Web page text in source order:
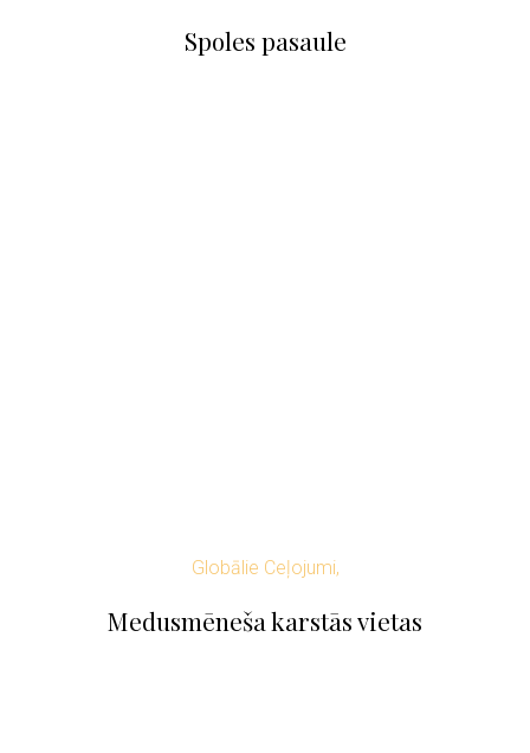
Spoles pasaule
Globālie Ceļojumi,
Medusmēneša karstās vietas